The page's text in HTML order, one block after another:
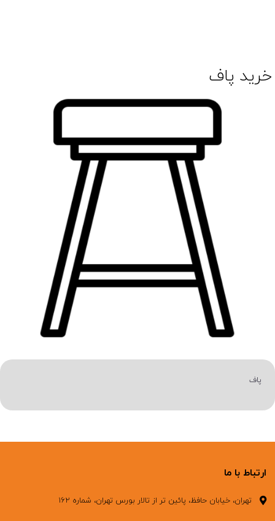
خرید پاف
پاف
ارتباط با ما
تهران، خیابان حافظ، پائین تر از تالار بورس تهران، شماره ۱۶۲